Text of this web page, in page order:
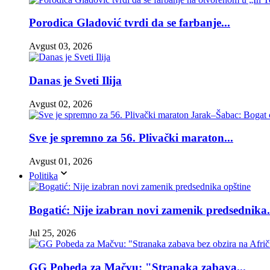
Porodica Gladović tvrdi da se farbanje...
Avgust 03, 2026
Danas je Sveti Ilija
Avgust 02, 2026
Sve je spremno za 56. Plivački maraton...
Avgust 01, 2026
Politika
Bogatić: Nije izabran novi zamenik
Jul 25, 2026
GG Pobeda za Mačvu: "Stranaka zabava...